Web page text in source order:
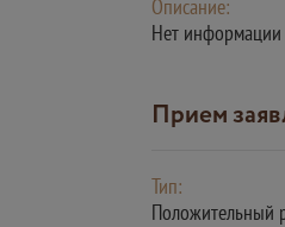
Описание:
Нет информации
Прием
Тип:
Положительный